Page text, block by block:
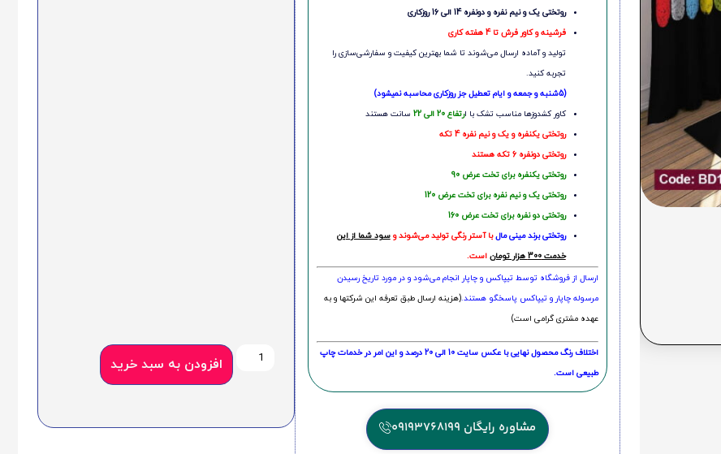
روتختی یک و نیم نفره و دونفره 14 الی 16 روزکاری
فرشینه و کاور فرش تا 4 هفته کاری
تولید و آماده ارسال می‌شوند تا شما بهترین کیفیت و سفارشی‌سازی را
تجربه کنید.
(5شنبه و جمعه و ایام تعطیل جز روزکاری محاسبه نمیشود)
کاور کشدوزها مناسب تشک با ارتفاع 20 الی 22
سانت هستند
روتختی یکنفره و یک و نیم نفره 4 تکه
روتختی دونفره 6 تکه هستند
روتختی یکنفره برای تخت عرض 90
روتختی یک و نیم نفره برای تخت عرض 120
روتختی دو نفره برای تخت عرض 160
روتختی‌ برند مینی مالبا آستر رنگی تولید می‌شوند وسود شما از این
خدمت 300 هزار تومان
است.
ارسال از فروشگاه توسط تیپاکس و چاپار انجام می‌شود و در مورد تاریخ رسیدن
مرسوله چاپار و تیپاکس پاسخگو هستند.(هزینه ارسال طبق تعرفه این شرکتها و به
عهده مشتری گرامی است)
اختلاف رنگ محصول نهایی با عکس سایت 10 الی 20 درصد و این امر در خدمات چاپ
طبیعی است.
مشاوره رایگان 09193768199
افزودن به سبد خرید